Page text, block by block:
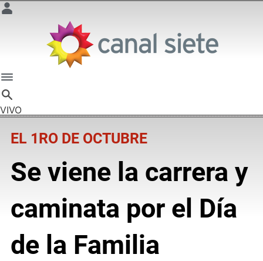
VIVO
EL 1RO DE OCTUBRE
Se viene la carrera y
caminata por el Día
de la Familia